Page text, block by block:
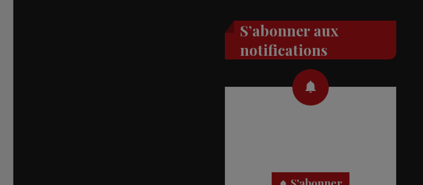
S’abonner aux
notifications